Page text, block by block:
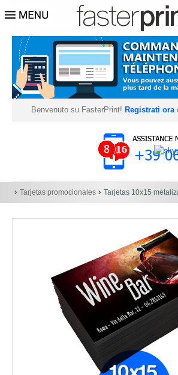
Benvenuto su FasterPrint! Registrati ora
Tarjetas promocionales Tarjetas 10x15